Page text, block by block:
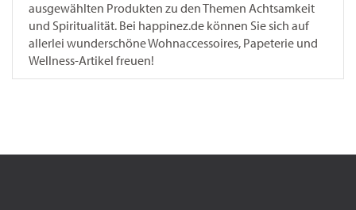
ausgewählten Produkten zu den Themen Achtsamkeit
und Spiritualität. Bei happinez.de können Sie sich auf
allerlei wunderschöne Wohnaccessoires, Papeterie und
Wellness-Artikel freuen!